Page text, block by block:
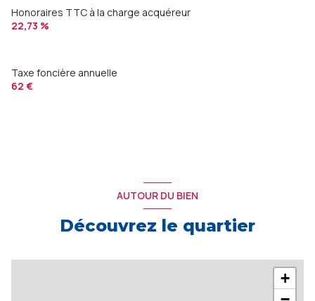
Honoraires TTC à la charge acquéreur
22,73 %
Taxe foncière annuelle
62 €
AUTOUR DU BIEN
Découvrez le quartier
+